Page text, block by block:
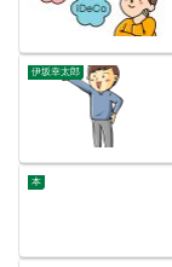
伊坂幸太郎
本